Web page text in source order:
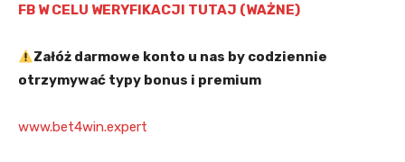
FB W CELU WERYFIKACJI TUTAJ (WAŻNE)
Załóż darmowe konto u nas by codziennie
otrzymywać typy bonus i premium
www.bet4win.expert